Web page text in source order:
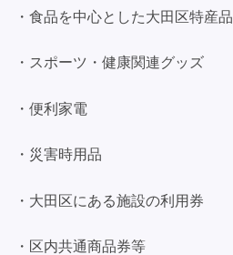
・食品を中心とした大田区特産品
・スポーツ・健康関連グッズ
・便利家電
・災害時用品
・大田区にある施設の利用券
・区内共通商品券等